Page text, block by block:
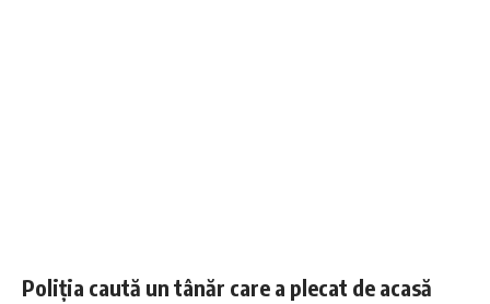
Poliția caută un tânăr care a plecat de acasă